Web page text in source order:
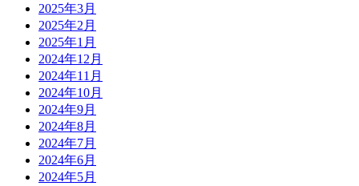
2025年3月
2025年2月
2025年1月
2024年12月
2024年11月
2024年10月
2024年9月
2024年8月
2024年7月
2024年6月
2024年5月